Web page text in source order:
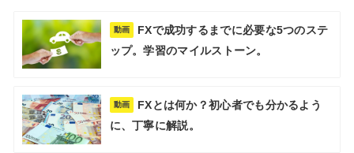
動画
FXで成功するまでに必要な5つのステ
ップ。学習のマイルストーン。
動画
FXとは何か？初心者でも分かるよう
に、丁寧に解説。